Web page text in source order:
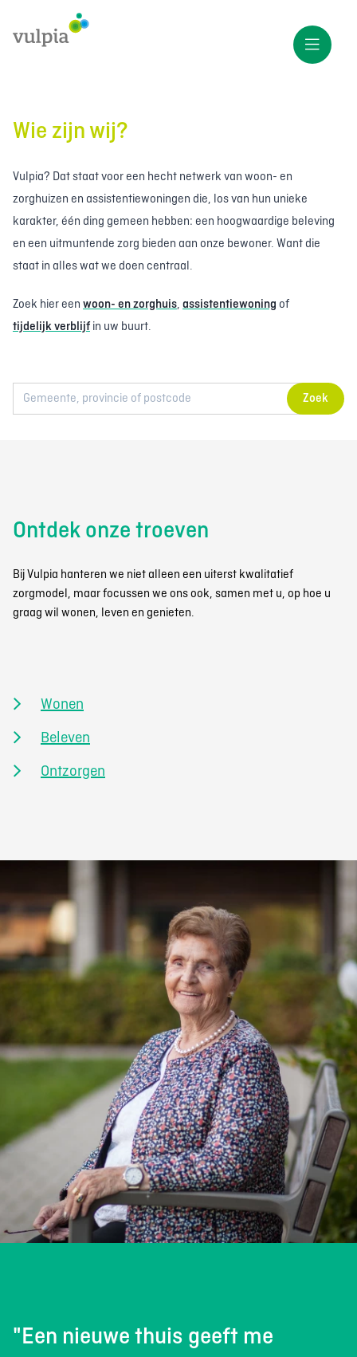
Wie zijn wij?
Vulpia? Dat staat voor een hecht netwerk van woon- en
zorghuizen en assistentiewoningen die, los van hun unieke
karakter, één ding gemeen hebben: een hoogwaardige beleving
en een uitmuntende zorg bieden aan onze bewoner. Want die
staat in alles wat we doen centraal.
Zoek hier een woon- en zorghuis, assistentiewoning of
tijdelijk verblijfin uw buurt.
Zoek
Ontdek onze troeven
Bij Vulpia hanteren we niet alleen een uiterst kwalitatief
zorgmodel, maar focussen we ons ook, samen met u, op hoe u
graag wil wonen, leven en genieten.
Wonen
Beleven
Ontzorgen
"Een nieuwe thuis geeft me